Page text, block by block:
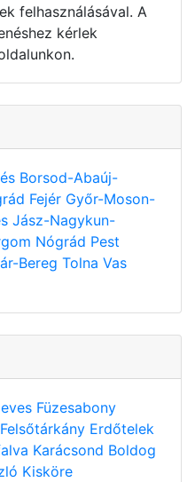
felhasználásával. A
kérlek
Borsod-Abaúj-
Fejér Győr-Moson-
Jász-Nagykun-
Nógrád Pest
Bereg Tolna Vas
Füzesabony
Felsőtárkány Erdőtelek
Karácsond Boldog
Kisköre